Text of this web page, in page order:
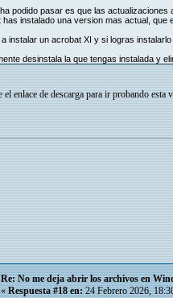
ha podido pasar es que las
has instalado una version mas actual, que
a instalar un acrobat XI y si logras
desinstala la que tengas instalada y
el enlace de descarga para ir probando
Re: No me deja abrir los archivos en
«Respuesta #18 en:24 Febrero 2026,